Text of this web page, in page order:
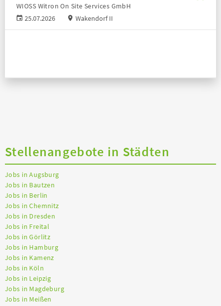
25.07.2026
WIOSS Witron On Site Services GmbH
Wakendorf II
Stellenangebote in Städten
Jobs in Augsburg
Jobs in Bautzen
Jobs in Berlin
Jobs in Chemnitz
Jobs in Dresden
Jobs in Freital
Jobs in Görlitz
Jobs in Hamburg
Jobs in Kamenz
Jobs in Köln
Jobs in Leipzig
Jobs in Magdeburg
Jobs in Meißen